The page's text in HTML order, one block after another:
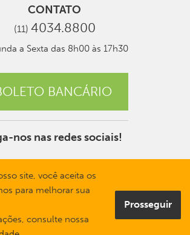
CONTATO
(11) 4034.8800
a Sexta das 8h00 às 17h30
BANCÁRIO
nos nas redes sociais!
site, você aceita os
para melhorar sua
consulte nossa
Prosseguir